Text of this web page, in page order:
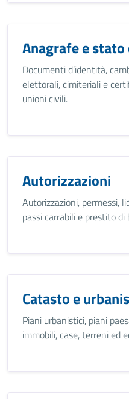
Anagrafe e
Documenti d’identità,
elettorali, cimiteriali e
unioni civili.
Autorizzazioni
Autorizzazioni, permessi,
passi carrabili e prestito di
Catasto e
Piani urbanistici, piani
immobili, case, terreni ed